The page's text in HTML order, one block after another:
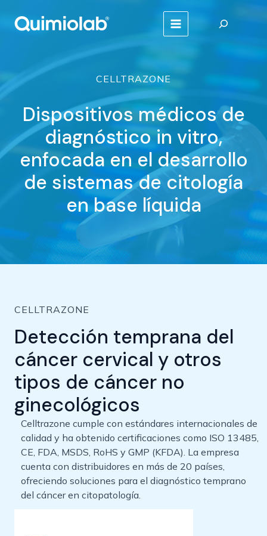
contenido
MAIN
CELLTRAZONE
Dispositivos médicos de
diagnóstico in vitro,
enfocada en el desarrollo
de sistemas de citología
en base líquida
CELLTRAZONE
Detección temprana del
cáncer cervical y otros
tipos de cáncer no
ginecológicos
Celltrazone cumple con estándares internacionales de
calidad y ha obtenido certificaciones como ISO 13485,
CE, FDA, MSDS, RoHS y GMP (KFDA). La empresa
cuenta con distribuidores en más de 20 países,
ofreciendo soluciones para el diagnóstico temprano
del cáncer en citopatología.